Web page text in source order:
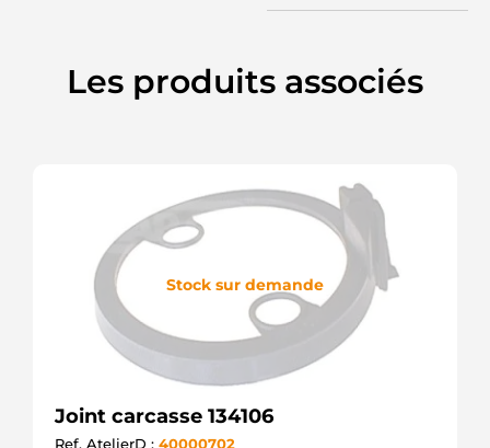
Les produits associés
Stock sur demande
Joint carcasse 134106
Ref. AtelierD : 40000702